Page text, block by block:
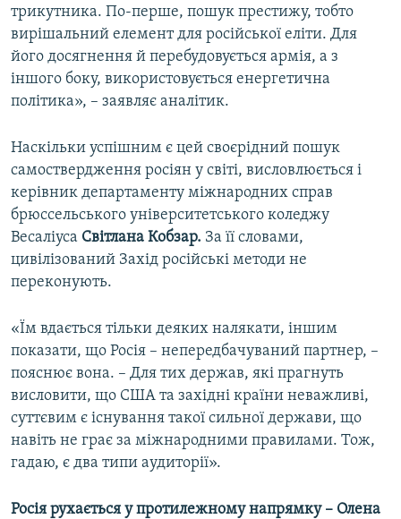
трикутника. По-перше, пошук престижу, тобто
вирішальний елемент для російської еліти. Для
його досягнення й перебудовується армія, а з
іншого боку, використовується енергетична
політика», – заявляє аналітик.
Наскільки успішним є цей своєрідний пошук
самоствердження росіян у світі, висловлюється і
керівник департаменту міжнародних справ
брюссельського університетського коледжу
Весаліуса Світлана Кобзар. За її словами,
цивілізований Захід російські методи не
переконують.
«Їм вдається тільки деяких налякати, іншим
показати, що Росія – непередбачуваний партнер, –
пояснює вона. – Для тих держав, які прагнуть
висловити, що США та західні країни неважливі,
суттєвим є існування такої сильної держави, що
навіть не грає за міжнародними правилами. Тож,
гадаю, є два типи аудиторії».
Росія рухається у протилежному напрямку – Олена